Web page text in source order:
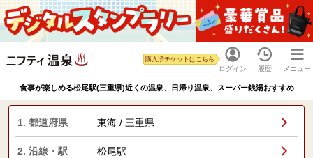
ログイン
購入済チケットはこちら
履歴 メニュー
食事が楽しめる松尾駅(三重県)近くの温泉、日帰り温泉、スーパー銭湯おすすめ
1. 都道府県 東海 / 三重県
2. 沿線・駅 松尾駅